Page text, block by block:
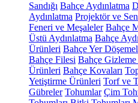
Sandığı Bahçe Aydınlatma
Aydınlatma Projektör ve
Feneri ve Meşaleler Bahçe
Üstü Aydınlatma Bahçe
Ürünleri Bahçe Yer
Bahçe Filesi Bahçe Gizleme
Ürünleri Bahçe Kovaları
Yetiştirme Ürünleri Torf ve
Gübreler Tohumlar Çim